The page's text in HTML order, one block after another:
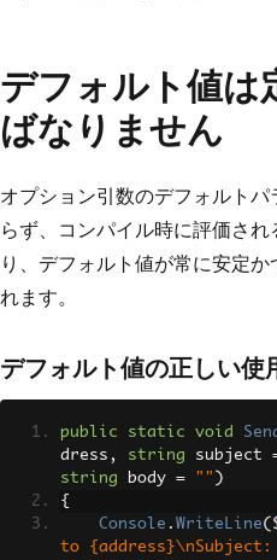
デフォルト値は
ばなりません
オプション引数のデフォルト
らず、コンパイル時に評価さ
り、デフォルト値が常に安定
れます。
デフォルト値の正しい使
public static void
dress , string subject
string body = "" )
{
Console . WriteLine(
to {address}\nSubject: